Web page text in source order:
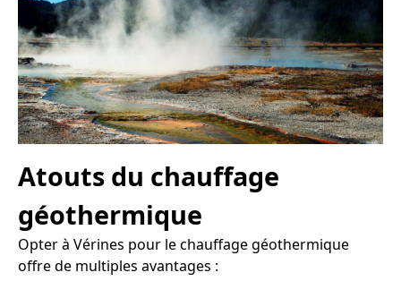
Atouts du chauffage
géothermique
Opter à Vérines pour le chauffage géothermique
offre de multiples avantages :